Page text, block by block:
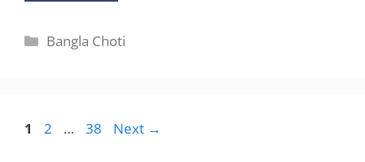
Categories
Bangla Choti
Page
1 Page
2 … Page
38 Next →